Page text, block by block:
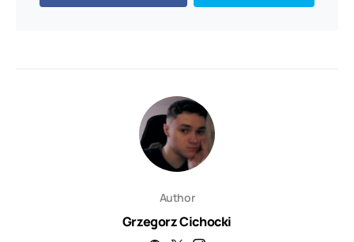
Author
Grzegorz Cichocki